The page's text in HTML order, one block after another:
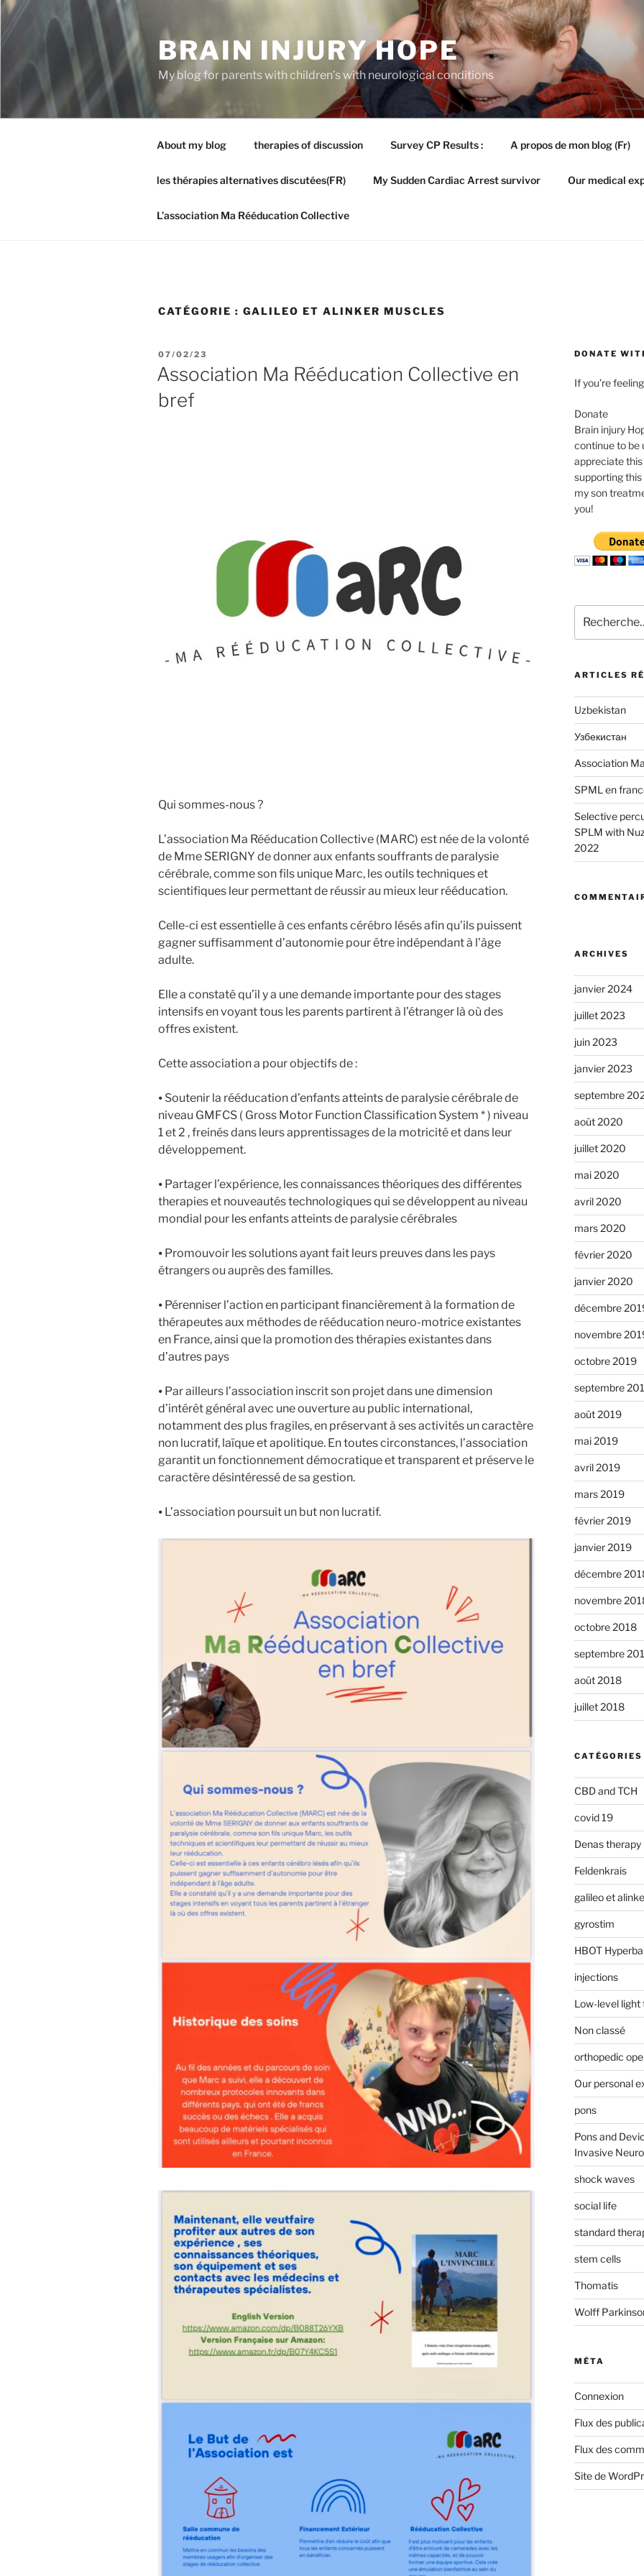
Aller
BRAIN INJURY HOPE
My blog for parents with children’s with neurological conditions
About my blog therapies of discussion Survey CP Results : A propos de mon blog (Fr)
les thérapies alternatives discutées(FR) My Sudden Cardiac Arrest survivor Our medical
L’association Ma Rééducation Collective
CATÉGORIE : GALILEO ET ALINKER MUSCLES
PUBLIÉ
LE
07/02/23
Association Ma Rééducation Collective en
bref
Qui sommes-nous ?
L’association Ma Rééducation Collective (MARC) est née de la volonté
de Mme SERIGNY de donner aux enfants souffrants de paralysie
cérébrale, comme son fils unique Marc, les outils techniques et
scientifiques leur permettant de réussir au mieux leur rééducation.
Celle-ci est essentielle à ces enfants cérébro lésés afin qu’ils puissent
gagner suffisamment d’autonomie pour être indépendant à l’âge
adulte.
Elle a constaté qu’il y a une demande importante pour des stages
intensifs en voyant tous les parents partirent à l’étranger là où des
offres existent.
Cette association a pour objectifs de :
⦁ Soutenir la rééducation d’enfants atteints de paralysie cérébrale de
niveau GMFCS ( Gross Motor Function Classification System * ) niveau
1 et 2 , freinés dans leurs apprentissages de la motricité et dans leur
développement.
⦁ Partager l’expérience, les connaissances théoriques des différentes
therapies et nouveautés technologiques qui se développent au niveau
mondial pour les enfants atteints de paralysie cérébrales
⦁ Promouvoir les solutions ayant fait leurs preuves dans les pays
étrangers ou auprès des familles.
⦁ Pérenniser l’action en participant financièrement à la formation de
thérapeutes aux méthodes de rééducation neuro-motrice existantes
en France, ainsi que la promotion des thérapies existantes dans
d’autres pays
⦁ Par ailleurs l’association inscrit son projet dans une dimension
d’intérêt général avec une ouverture au public international,
notamment des plus fragiles, en préservant à ses activités un caractère
non lucratif, laïque et apolitique. En toutes circonstances, l’association
garantit un fonctionnement démocratique et transparent et préserve le
caractère désintéressé de sa gestion.
⦁ L’association poursuit un but non lucratif.
DONATE
If you’re
Donate
Brain injury
continue to be
appreciate
supporting
my son
you!
pour
:
ARTICLES
Uzbekistan
Узбекистан
Association
SPML en
Selective
SPLM with
2022
ARCHIVES
janvier 2024
juillet 2023
juin 2023
janvier 2023
septembre
août 2020
juillet 2020
mai 2020
avril 2020
mars 2020
février 2020
janvier 2020
décembre
novembre
octobre 2019
septembre
août 2019
mai 2019
avril 2019
mars 2019
février 2019
janvier 2019
décembre
novembre
octobre 2018
septembre
août 2018
juillet 2018
CATÉGORIES
CBD and TCH
covid 19
Denas therapy
Feldenkrais
galileo et
gyrostim
HBOT
injections
Low-level light
Non classé
orthopedic
Our personal
pons
Pons and
Invasive
shock waves
social life
standard
stem cells
Thomatis
Wolff
MÉTA
Connexion
Flux des
Flux des
Site de